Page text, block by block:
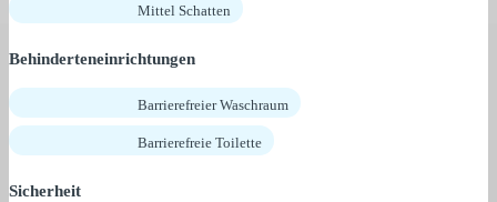
Mittel Schatten
Behinderteneinrichtungen
Barrierefreier Waschraum
Barrierefreie Toilette
Sicherheit